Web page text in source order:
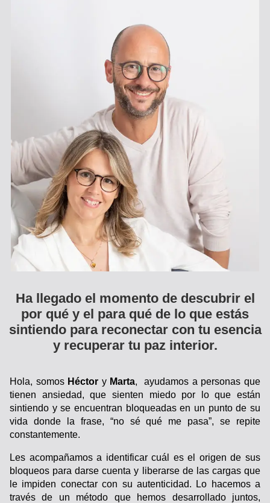
Ha llegado el momento de descubrir el
por qué y el para qué de lo que estás
sintiendo para reconectar con tu esencia
y recuperar tu paz interior.
Hola, somos Héctor y Marta, ayudamos a personas que
tienen ansiedad, que sienten miedo por lo que están
sintiendo y se encuentran bloqueadas en un punto de su
vida donde la frase, “no sé qué me pasa”, se repite
constantemente.
Les acompañamos a identificar cuál es el origen de sus
bloqueos para darse cuenta y liberarse de las cargas que
le impiden conectar con su autenticidad. Lo hacemos a
través de un método que hemos desarrollado juntos,